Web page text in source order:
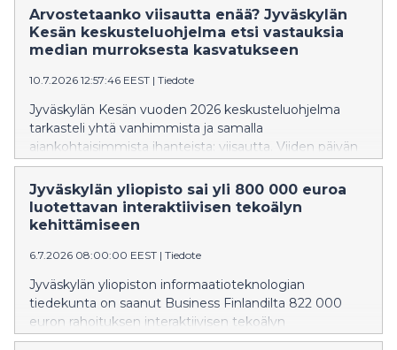
nousevat.
Arvostetaanko viisautta enää? Jyväskylän
Kesän keskusteluohjelma etsi vastauksia
median murroksesta kasvatukseen
10.7.2026 12:57:46 EEST | Tiedote
Jyväskylän Kesän vuoden 2026 keskusteluohjelma
tarkasteli yhtä vanhimmista ja samalla
ajankohtaisimmista ihanteista: viisautta. Viiden päivän
aikana keskusteluissa kysyttiin, miltä viisaus näyttää
aikana, jolloin huomiosta kilpaillaan
ennennäkemättömällä voimalla, tekoäly muuttaa
ajatteluamme ja yhteiskunnallinen keskustelu hakee
Jyväskylän yliopisto sai yli 800 000 euroa
luotettavan interaktiivisen tekoälyn
kehittämiseen
6.7.2026 08:00:00 EEST | Tiedote
Jyväskylän yliopiston informaatioteknologian
tiedekunta on saanut Business Finlandilta 822 000
euron rahoituksen interaktiivisen tekoälyn
kehittämiseen. Hankkeessa luodaan luotettavampia ja